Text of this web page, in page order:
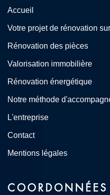
Accueil
Votre projet de rénovation
Rénovation des pièces
Valorisation immobilière
Rénovation énergétique
Notre méthode
L'entreprise
Contact
Mentions légales
COORDONNÉES